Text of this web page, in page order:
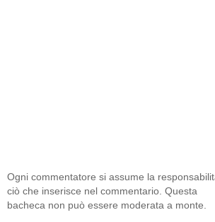
Ogni commentatore si assume la
ciò che inserisce nel commentario. Questa
bacheca non può essere moderata a monte.